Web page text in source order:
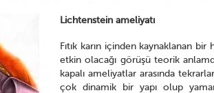
Lichtenstein ameliyatı
Fıtık karın içinden kaynaklanan bir
etkin olacağı görüşü teorik
kapalı ameliyatlar arasında
çok dinamik bir yapı olup